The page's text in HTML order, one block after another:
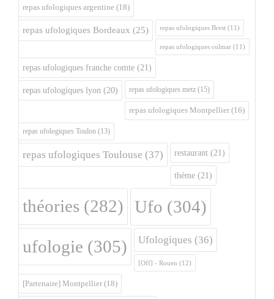
repas ufologiques argentine (18)
repas ufologiques Bordeaux (25) repas ufologiques Brest (11)
repas ufologiques colmar (11)
repas ufologiques franche comte (21)
repas ufologiques lyon (20) repas ufologiques metz (15)
repas ufologiques Montpellier (16)
repas ufologiques Toulon (13)
repas ufologiques Toulouse (37) restaurant (21)
théme (21)
théories (282) Ufo (304)
ufologie (305) Ufologiques (36)
[Off] - Rouen (12)
[Partenaire] Montpellier (18)